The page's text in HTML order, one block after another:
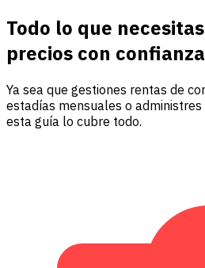
Todo lo que
precios con confianza
Ya sea que gestiones rentas de
estadías mensuales o
esta guía lo cubre todo.